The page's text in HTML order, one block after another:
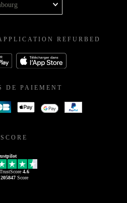
REFURBED
DE PAIEMENT
SCORE
TrustScore 4.6
205847Score